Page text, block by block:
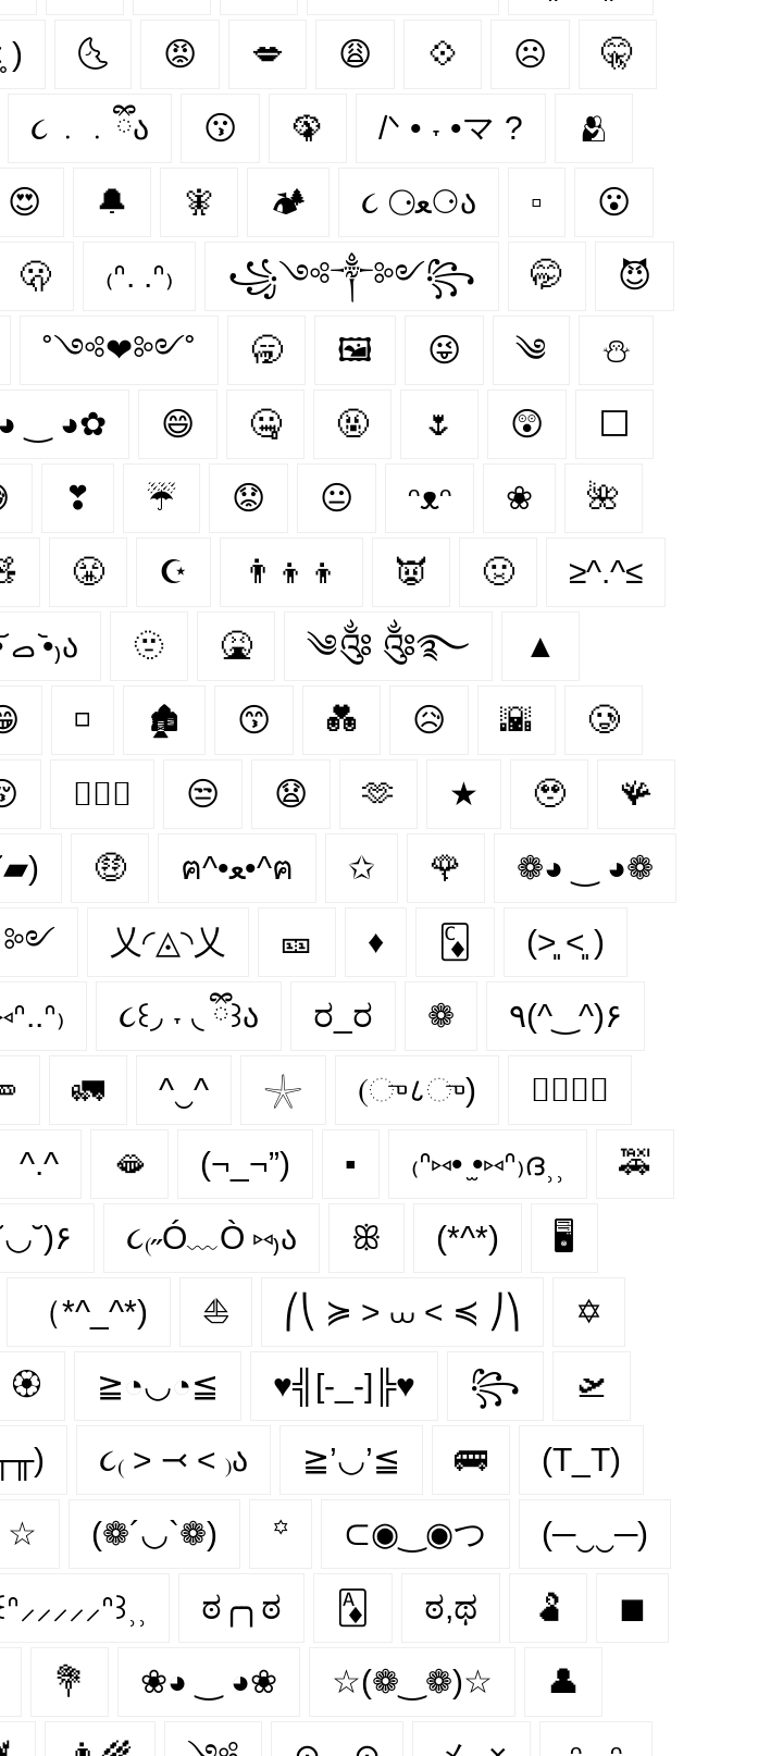
) 🌜 😡 💋 😩 💠 ☹ 🤫
૮ ․ ․ ྀིა 😗 🦚 /ᐠ • ˕ •マ ? 🫂
😍 🔔 🧚‍ 🏕️ ૮ ⚆ﻌ⚆ა ▫️ 😮
🫢 ₍ᐢ. .ᐢ₎ ꧁༺༒༻꧂ 🤭 😈
˚༺❤︎༻˚ 🥱 🖼 😜 ༄ ⛄
‿ ◕✿ 😄 🤐 🤬 🌷 😲 ⬜
❣ ☔ 😟 😐 ᵔᴥᵔ ❀ 🌺
😤 ☪ 👨‍👦‍👦 👿 🤢 ≥^.^≤
૮₍•᷄ ࡇ •᷅₎ა 🫥 🤮 ༄༂ ༂࿐ ▲
◽ 🏚 😙 💑 😥 🌇 🥲
👩‍❤️‍👨 😒 😧 🫶 ★ 🥹 🪸
🤑 ฅ^•ﻌ•^ฅ ✩ 🌹 ❁◕ ‿ ◕❁
༻ 乂◜◬◝乂 🎫 ♦️ 🃌 (˃͈ ˂͈ )
૮꒰◞ ˕ ◟ ྀི꒱ა ರ_ರ ❁ ٩(^‿^)۶
🚛 ^‿^ 𓇼 (ு८ு) 👩‍❤️‍💋‍👩
^.^ 🫦 (¬_¬”) ▪️ ₍ᐢ⑅• ̫•⑅ᐢ₎ദ⸒⸒ 🚕
૮₍˶Ó﹏Ò ⑅₎ა ꕥ (*^*) 🖥️
（*^_^*) ⛵ ⎛⎝ ≽ > ⩊ < ≼ ⎠⎞ ✡
🏵 ≧◔◡◔≦ ♥╣[-_-]╠♥ ꧂ 🛫
૮₍ ˃ ⤙ ˂ ₎ა ≧’◡’≦ 🚌 (T_T)
☆ (❁´◡`❁) ꙳ ⊂◉‿◉つ (─‿‿─)
ಠ╭╮ಠ 🃁 ಠ,ಥ 🫃 ◼
💐 ❀◕ ‿ ◕❀ ☆(❁‿❁)☆ 👤